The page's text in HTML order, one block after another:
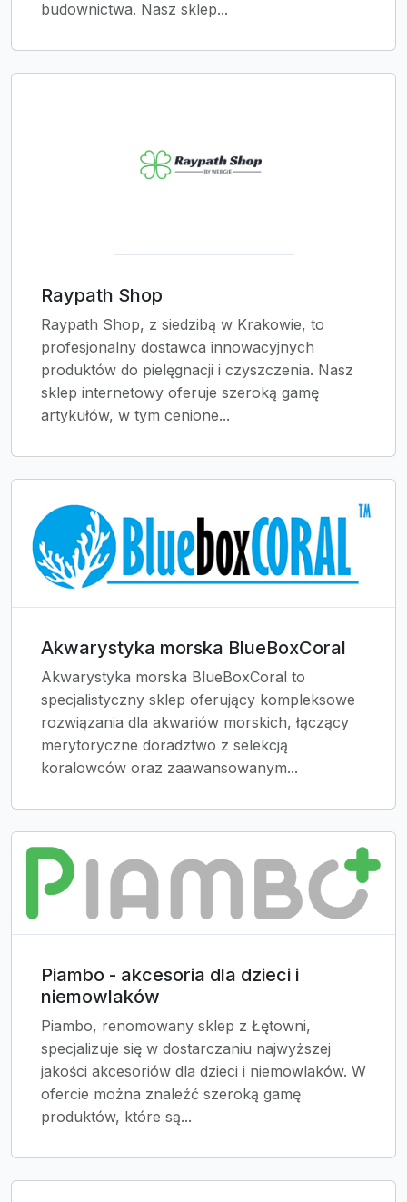
budownictwa. Nasz sklep...
Raypath Shop
Raypath Shop, z siedzibą w Krakowie, to
profesjonalny dostawca innowacyjnych
produktów do pielęgnacji i czyszczenia. Nasz
sklep internetowy oferuje szeroką gamę
artykułów, w tym cenione...
Akwarystyka morska BlueBoxCoral
Akwarystyka morska BlueBoxCoral to
specjalistyczny sklep oferujący kompleksowe
rozwiązania dla akwariów morskich, łączący
merytoryczne doradztwo z selekcją
koralowców oraz zaawansowanym...
Piambo - akcesoria dla dzieci i
niemowlaków
Piambo, renomowany sklep z Łętowni,
specjalizuje się w dostarczaniu najwyższej
jakości akcesoriów dla dzieci i niemowlaków. W
ofercie można znaleźć szeroką gamę
produktów, które są...